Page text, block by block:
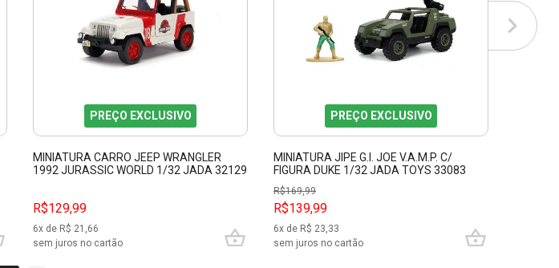
PREÇO EXCLUSIVO
MINIATURA CARRO JEEP WRANGLER
1992 JURASSIC WORLD 1/32 JADA 32129
R$129,99
6x de R$ 21,66
sem juros no cartão
PREÇO EXCLUSIVO
MINIATURA JIPE G.I. JOE V.A.M.P. C/
FIGURA DUKE 1/32 JADA TOYS 33083
R$169,99
R$139,99
6x de R$ 23,33
sem juros no cartão